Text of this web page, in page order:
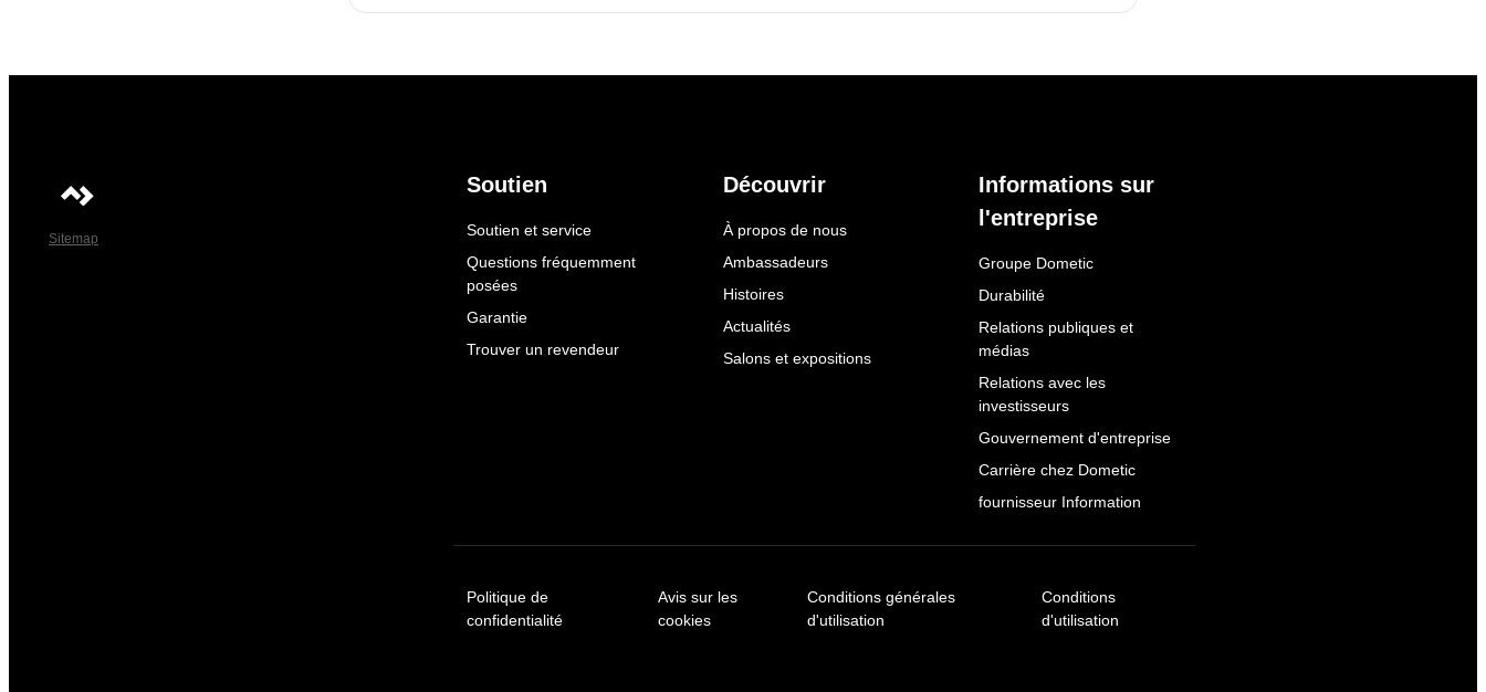
Sitemap
Soutien
Soutien et service
Questions fréquemment
posées
Garantie
Trouver un revendeur
Découvrir
À propos de nous
Ambassadeurs
Histoires
Actualités
Salons et expositions
Informations sur
l'entreprise
Groupe Dometic
Durabilité
Relations publiques et
médias
Relations avec les
investisseurs
Gouvernement d'entreprise
Carrière chez Dometic
fournisseur Information
Politique de
confidentialité
Avis sur les
cookies
Conditions générales
d'utilisation
Conditions
d'utilisation